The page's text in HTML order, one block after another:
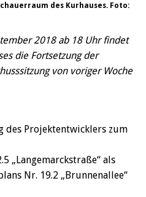
des Kurhauses. Foto:
2018 ab 18 Uhr findet
die Fortsetzung der
von voriger Woche
des Projektentwicklers zum
„Langemarckstraße“ als
Nr. 19.2 „Brunnenallee“